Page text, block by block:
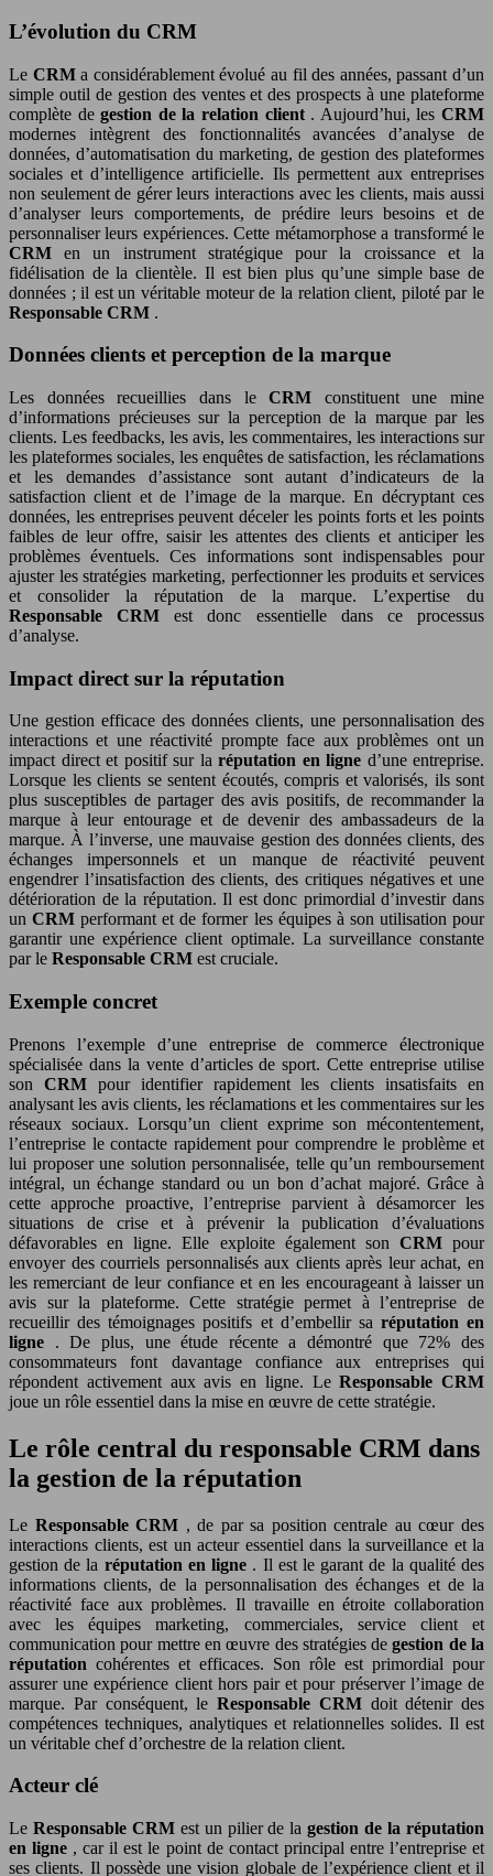
L’évolution du CRM
Le CRMa considérablement évolué au fil des années, passant d’un
simple outil de gestion des ventes et des prospects à une plateforme
complète degestion de la relation client . Aujourd’hui, lesCRM
modernes intègrent des fonctionnalités avancées d’analyse de
données, d’automatisation du marketing, de gestion des plateformes
sociales et d’intelligence artificielle. Ils permettent aux entreprises
non seulement de gérer leurs interactions avec les clients, mais aussi
d’analyser leurs comportements, de prédire leurs besoins et de
personnaliser leurs expériences. Cette métamorphose a transformé le
CRMen un instrument stratégique pour la croissance et la
fidélisation de la clientèle. Il est bien plus qu’une simple base de
données ; il est un véritable moteur de la relation client, piloté par le
Responsable CRM .
Données clients et perception de la marque
Les données recueillies dans leCRM constituent une mine
d’informations précieuses sur la perception de la marque par les
clients. Les feedbacks, les avis, les commentaires, les interactions sur
les plateformes sociales, les enquêtes de satisfaction, les réclamations
et les demandes d’assistance sont autant d’indicateurs de la
satisfaction client et de l’image de la marque. En décryptant ces
données, les entreprises peuvent déceler les points forts et les points
faibles de leur offre, saisir les attentes des clients et anticiper les
problèmes éventuels. Ces informations sont indispensables pour
ajuster les stratégies marketing, perfectionner les produits et services
et consolider la réputation de la marque. L’expertise du
Responsable CRMest donc essentielle dans ce processus
d’analyse.
Impact direct sur la réputation
Une gestion efficace des données clients, une personnalisation des
interactions et une réactivité prompte face aux problèmes ont un
impact direct et positif sur la réputation en ligne d’une entreprise.
Lorsque les clients se sentent écoutés, compris et valorisés, ils sont
plus susceptibles de partager des avis positifs, de recommander la
marque à leur entourage et de devenir des ambassadeurs de la
marque. À l’inverse, une mauvaise gestion des données clients, des
échanges impersonnels et un manque de réactivité peuvent
engendrer l’insatisfaction des clients, des critiques négatives et une
détérioration de la réputation. Il est donc primordial d’investir dans
unCRMperformant et de former les équipes à son utilisation pour
garantir une expérience client optimale. La surveillance constante
par le Responsable CRM est cruciale.
Exemple concret
Prenons l’exemple d’une entreprise de commerce électronique
spécialisée dans la vente d’articles de sport. Cette entreprise utilise
son CRM pour identifier rapidement les clients insatisfaits en
analysant les avis clients, les réclamations et les commentaires sur les
réseaux sociaux. Lorsqu’un client exprime son mécontentement,
l’entreprise le contacte rapidement pour comprendre le problème et
lui proposer une solution personnalisée, telle qu’un remboursement
intégral, un échange standard ou un bon d’achat majoré. Grâce à
cette approche proactive, l’entreprise parvient à désamorcer les
situations de crise et à prévenir la publication d’évaluations
défavorables en ligne. Elle exploite également son CRM pour
envoyer des courriels personnalisés aux clients après leur achat, en
les remerciant de leur confiance et en les encourageant à laisser un
avis sur la plateforme. Cette stratégie permet à l’entreprise de
recueillir des témoignages positifs et d’embellir sa réputation en
ligne . De plus, une étude récente a démontré que 72% des
consommateurs font davantage confiance aux entreprises qui
répondent activement aux avis en ligne. LeResponsable CRM
joue un rôle essentiel dans la mise en œuvre de cette stratégie.
Le rôle central du responsable CRM dans
la gestion de la réputation
Le Responsable CRM , de par sa position centrale au cœur des
interactions clients, est un acteur essentiel dans la surveillance et la
gestion de la réputation en ligne . Il est le garant de la qualité des
informations clients, de la personnalisation des échanges et de la
réactivité face aux problèmes. Il travaille en étroite collaboration
avec les équipes marketing, commerciales, service client et
communication pour mettre en œuvre des stratégies degestion de la
réputation cohérentes et efficaces. Son rôle est primordial pour
assurer une expérience client hors pair et pour préserver l’image de
marque. Par conséquent, le Responsable CRM doit détenir des
compétences techniques, analytiques et relationnelles solides. Il est
un véritable chef d’orchestre de la relation client.
Acteur clé
Le Responsable CRM est un pilier de lagestion de la réputation
en ligne , car il est le point de contact principal entre l’entreprise et
ses clients. Il possède une vision globale de l’expérience client et il